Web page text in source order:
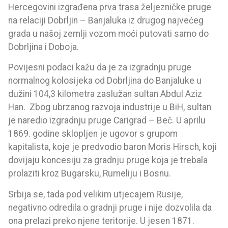
Hercegovini izgrađena prva trasa željezničke pruge
na relaciji Dobrljin – Banjaluka iz drugog najvećeg
grada u našoj zemlji vozom moći putovati samo do
Dobrljina i Doboja.
Povijesni podaci kažu da je za izgradnju pruge
normalnog kolosijeka od Dobrljina do Banjaluke u
dužini 104,3 kilometra zaslužan sultan Abdul Aziz
Han. Zbog ubrzanog razvoja industrije u BiH, sultan
je naredio izgradnju pruge Carigrad – Beč. U aprilu
1869. godine sklopljen je ugovor s grupom
kapitalista, koje je predvodio baron Moris Hirsch, koji
dovijaju koncesiju za gradnju pruge koja je trebala
prolaziti kroz Bugarsku, Rumeliju i Bosnu.
Srbija se, tada pod velikim utjecajem Rusije,
negativno odredila o gradnji pruge i nije dozvolila da
ona prelazi preko njene teritorije. U jesen 1871.